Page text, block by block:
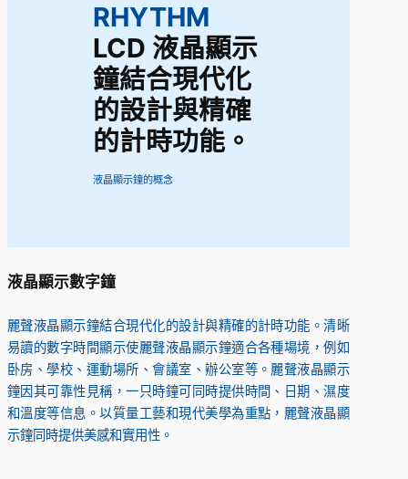
RHYTHM
LCD 液晶顯示
鐘結合現代化
的設計與精確
的計時功能。
液晶顯示鐘的概念
液晶顯示數字鐘
麗聲液晶顯示鐘結合現代化的設計與精確的計時功能。清晰
易讀的數字時間顯示使麗聲液晶顯示鐘適合各種場境，例如
卧房、學校、運動場所、會議室、辦公室等。麗聲液晶顯示
鐘因其可靠性見稱，一只時鐘可同時提供時間、日期、濕度
和溫度等信息。以質量工藝和現代美學為重點，麗聲液晶顯
示鐘同時提供美感和實用性。